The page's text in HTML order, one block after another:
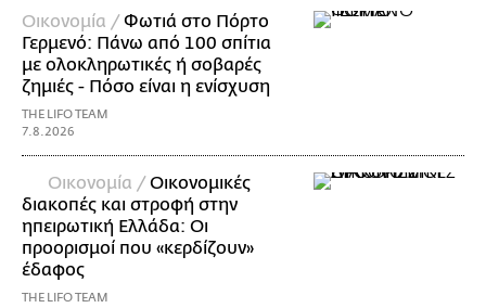
Οικονομία /Φωτιά στο Πόρτο
Γερμενό: Πάνω από 100 σπίτια
με ολοκληρωτικές ή σοβαρές
ζημιές - Πόσο είναι η ενίσχυση
THE LIFO TEAM
7.8.2026
Οικονομία /Οικονομικές
διακοπές και στροφή στην
ηπειρωτική Ελλάδα: Οι
προορισμοί που «κερδίζουν»
έδαφος
THE LIFO TEAM